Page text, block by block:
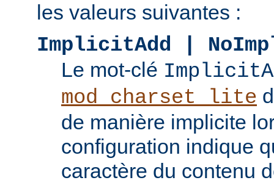
les valeurs suivantes :
ImplicitAdd |
Le mot-clé
mod_charset_lite
de manière implicite
configuration indique
caractère du contenu